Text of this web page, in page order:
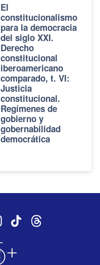
El
constitucionalismo
para la democracia
del siglo XXI.
Derecho
constitucional
iberoamericano
comparado, t. VI:
Justicia
constitucional.
Regímenes de
gobierno y
gobernabilidad
democrática